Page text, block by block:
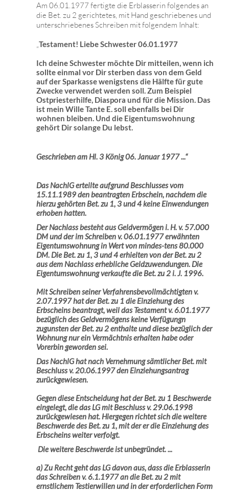
Am 06.01.1977 fertigte die Erblasserin folgendes an
die Bet. zu 2 gerichtetes, mit Hand geschriebenes und
unterschriebenes Schreiben mit folgendem Inhalt:
„Testament! Liebe Schwester 06.01.1977
Ich deine Schwester möchte Dir mitteilen, wenn ich
sollte einmal vor Dir sterben dass von dem Geld
auf der Sparkasse wenigstens die Hälfte für gute
Zwecke verwendet werden soll. Zum Beispiel
Ostpriesterhilfe, Diaspora und für die Mission. Das
ist mein Wille Tante E. soll ebenfalls bei Dir
wohnen bleiben. Und die Eigentumswohnung
gehört Dir solange Du lebst.
Geschrieben am Hl. 3 König06. Januar 1977 ...“
Das NachlG erteilte aufgrund Beschlusses vom
15.11.1989 den beantragten Erbschein, nachdem die
hierzu gehörten Bet. zu 1, 3 und 4 keine Einwendungen
erhoben hatten.
Der Nachlass besteht aus Geldvermögen i. H. v. 57.000
DM und der im Schreiben v. 06.01.1977 erwähnten
Eigentumswohnung in Wert von mindes-tens 80.000
DM. Die Bet. zu 1, 3 und 4 erhielten von der Bet. zu 2
aus dem Nachlass erhebliche Geldzuwendungen. Die
Eigentumswohnung verkaufte die Bet. zu 2 i. J. 1996.
Mit Schreiben seiner Verfahrensbevollmächtigten v.
2.07.1997 hat der Bet. zu 1 die Einziehung des
Erbscheins beantragt, weil das Testament v. 6.01.1977
bezüglich des Geldvermögens keine Verfügungn
zugunsten der Bet. zu 2 enthalte und diese bezüglich der
Wohnung nur ein Vermächtnis erhalten habe oder
Vorerbin geworden sei.
Das NachlG hat nach Vernehmung sämtlicher Bet. mit
Beschluss v. 20.06.1997 den Einziehungsantrag
zurückgewiesen.
Gegen diese Entscheidung hat der Bet. zu 1 Beschwerde
eingelegt, die das LG mit Beschluss v. 29.06.1998
zurückgewiesen hat. Hiergegen richtet sich die weitere
Beschwerde des Bet. zu 1, mit der er die Einziehung des
Erbscheins weiter verfolgt.
Die weitere Beschwerde ist unbegründet. ...
a) Zu Recht geht das LG davon aus, dass die Erblasserin
das Schreiben v. 6.1.1977 an die Bet. zu 2 mit
ernstlichem Testierwillen und in der erforderlichen Form